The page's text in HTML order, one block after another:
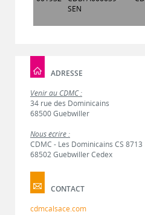
SEN
ADRESSE
Venir au CDMC :
34 rue des Dominicains
68500 Guebwiller
Nous écrire :
CDMC - Les Dominicains CS 8713
68502 Guebwiller Cedex
CONTACT
cdmcalsace.com